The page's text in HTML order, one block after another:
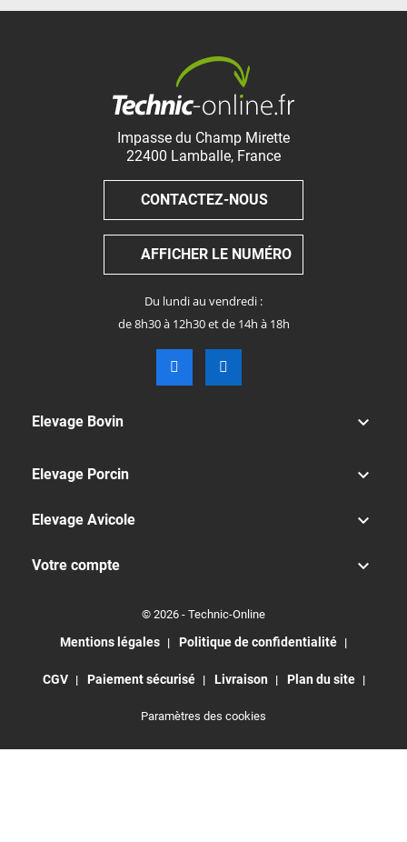
Impasse du Champ Mirette
22400 Lamballe, France
CONTACTEZ-NOUS
AFFICHER LE NUMÉRO
Du lundi au vendredi :
de 8h30 à 12h30 et de 14h à 18h
Elevage Bovin 
Elevage Porcin 
Elevage Avicole 
Votre compte 
© 2026 - Technic-Online
Mentions légales Politique de confidentialité
CGV Paiement sécurisé Livraison Plan du site
Paramètres des cookies